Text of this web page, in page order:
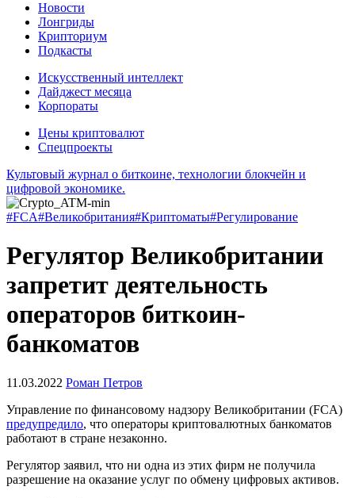
Новости
Лонгриды
Крипториум
Подкасты
Искусственный интеллект
Дайджест месяца
Корпораты
Цены криптовалют
Спецпроекты
Культовый журнал о биткоине, технологии блокчейн и
цифровой экономике.
#FCA#Великобритания#Криптоматы#Регулирование
Регулятор Великобритании
запретит деятельность
операторов биткоин-
банкоматов
11.03.2022 Роман Петров
Управление по финансовому надзору Великобритании (FCA)
предупредило, что операторы криптовалютных банкоматов
работают в стране незаконно.
Регулятор заявил, что ни одна из этих фирм не получила
разрешение на оказание услуг по обмену цифровых активов.